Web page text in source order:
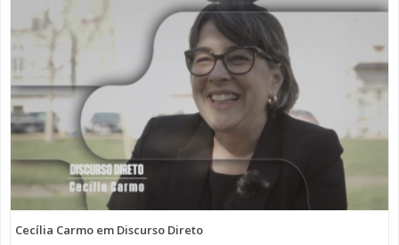
Cecília Carmo em Discurso Direto